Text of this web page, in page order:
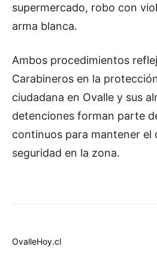
supermercado, robo con
arma blanca.
Ambos procedimientos
Carabineros en la
ciudadana en Ovalle y sus
detenciones forman parte
continuos para mantener el
seguridad en la zona.
OvalleHoy.cl